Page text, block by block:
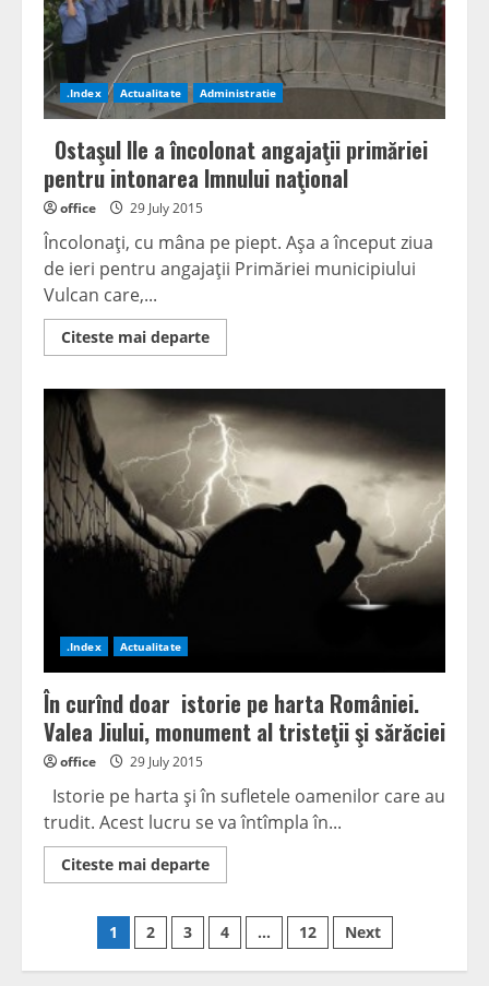
.Index Actualitate Administratie
Ostaşul Ile a încolonat angajaţii primăriei
pentru intonarea Imnului naţional
office 29 July 2015
Încolonaţi, cu mâna pe piept. Aşa a început ziua
de ieri pentru angajaţii Primăriei municipiului
Vulcan care,...
Citeste mai departeRead
more
Ile
a
încolonat
angajaţii
primăriei
pentru
intonarea
Imnului
naţional
.Index Actualitate
În curînd doar istorie pe harta României.
Valea Jiului, monument al tristeţii şi sărăciei
office 29 July 2015
Istorie pe harta şi în sufletele oamenilor care au
trudit. Acest lucru se va întîmpla în...
Citeste mai departeRead
more
curînd
doar
istorie
pe
Posts
1 2 3 4 … 12 Next